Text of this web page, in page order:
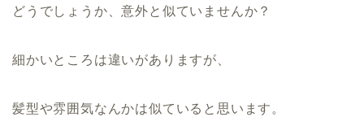
どうでしょうか、意外と似ていませんか？
細かいところは違いがありますが、
髪型や雰囲気なんかは似ていると思います。